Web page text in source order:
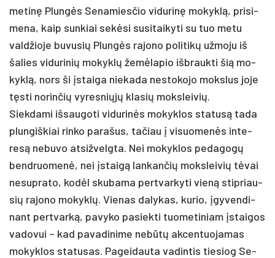
me­tinę Plungės Se­na­mies­čio vi­du­rinę mo­kyklą, pri­si­
me­na, kaip sun­kiai sekė­si su­si­tai­ky­ti su tuo me­tu
vald­žio­je bu­vu­sių Plungės ra­jo­no po­li­tikų už­mo­ju iš
ša­lies vi­du­ri­nių mo­kyklų žemė­la­pio išb­rauk­ti šią mo­
kyklą, nors ši įstai­ga nie­ka­da ne­sto­ko­jo moks­lus jo­je
tęsti no­rin­čių vy­res­niųjų kla­sių moks­lei­vių.
Siek­da­mi iš­sau­go­ti vi­du­rinės mo­kyk­los sta­tusą ta­da
plun­giš­kiai rin­ko pa­ra­šus, ta­čiau į vi­suo­menės in­te­
resą ne­bu­vo at­si­žvelg­ta. Nei mo­kyk­los pe­da­gogų
bend­ruo­menė, nei įstaigą lan­kan­čių moks­lei­vių tėvai
ne­sup­ra­to, kodėl sku­ba­ma per­tvar­ky­ti vieną stip­riau­
sių ra­jo­no mo­kyklų. Vie­nas da­ly­kas, ku­rio, įgy­ven­di­
nant per­tvarką, pa­vy­ko pa­siek­ti tuo­me­ti­niam įstai­gos
va­do­vui – kad pa­va­di­ni­me ne­būtų ak­cen­tuo­ja­mas
mo­kyk­los sta­tu­sas. Pa­gei­dau­ta va­din­tis tie­siog Se­